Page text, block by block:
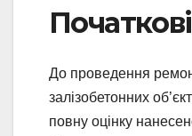
Початкові
До проведення
залізобетонних
повну оцінку